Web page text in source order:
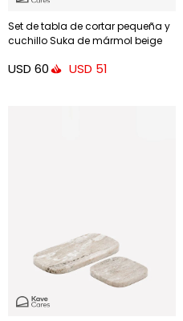
Set de tabla de cortar pequeña y
cuchillo Suka de mármol beige
USD 60 USD 51